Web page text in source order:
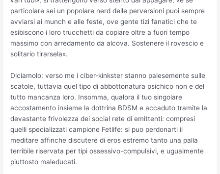
particolare sei un popolare nerd delle perversioni puoi sempre
avviarsi ai munch e alle feste, ove gente tizi fanatici che te
esibiscono i loro trucchetti da copiare oltre a fuori tempo
massimo con arredamento da alcova. Sostenere il rovescio e
solitario tirarsela».
Diciamolo: verso me i ciber-kinkster stanno palesemente sulle
scatole, tuttavia quel tipo di abbottonatura psichico non e del
tutto mancanza loro. Insomma, qualora il tuo singolare
accostamento insieme la dottrina BDSM e accaduto tramite la
devastante frivolezza dei social rete di emittenti: compresi
quelli specializzati campione Fetlife: si puo perdonarti il
meditare affinche discutere di eros estremo tanto una palla
terribile riservata per tipi ossessivo-compulsivi, e ugualmente
piuttosto maleducati.